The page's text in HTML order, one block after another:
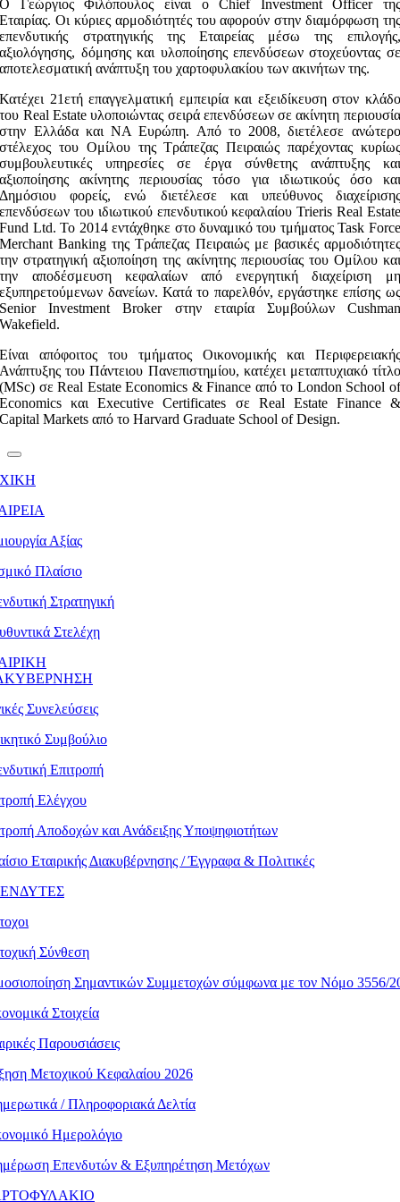
Ο Γεώργιος Φιλόπουλος είναι ο Chief Investment Officer της
Εταιρίας. Οι κύριες αρμοδιότητές του αφορούν στην διαμόρφωση της
επενδυτικής στρατηγικής της Εταιρείας μέσω της επιλογής,
αξιολόγησης, δόμησης και υλοποίησης επενδύσεων στοχεύοντας σε
αποτελεσματική ανάπτυξη του χαρτοφυλακίου των ακινήτων της.
Κατέχει 21ετή επαγγελματική εμπειρία και εξειδίκευση στον κλάδο
του Real Estate υλοποιώντας σειρά επενδύσεων σε ακίνητη περιουσία
στην Ελλάδα και ΝΑ Ευρώπη. Από το 2008, διετέλεσε ανώτερο
στέλεχος του Ομίλου της Τράπεζας Πειραιώς παρέχοντας κυρίως
συμβουλευτικές υπηρεσίες σε έργα σύνθετης ανάπτυξης και
αξιοποίησης ακίνητης περιουσίας τόσο για ιδιωτικούς όσο και
Δημόσιου φορείς, ενώ διετέλεσε και υπεύθυνος διαχείρισης
επενδύσεων του ιδιωτικού επενδυτικού κεφαλαίου Trieris Real Estate
Fund Ltd. Το 2014 εντάχθηκε στο δυναμικό του τμήματος Task Force
Merchant Banking της Τράπεζας Πειραιώς με βασικές αρμοδιότητες
την στρατηγική αξιοποίηση της ακίνητης περιουσίας του Ομίλου και
την αποδέσμευση κεφαλαίων από ενεργητική διαχείριση μη
εξυπηρετούμενων δανείων. Κατά το παρελθόν, εργάστηκε επίσης ως
Senior Investment Broker στην εταιρία Συμβούλων Cushman
Wakefield.
Είναι απόφοιτος του τμήματος Οικονομικής και Περιφερειακής
Ανάπτυξης του Πάντειου Πανεπιστημίου, κατέχει μεταπτυχιακό τίτλο
(MSc) σε Real Estate Economics & Finance από το London School of
Economics και Executive Certificates σε Real Estate Finance &
Capital Markets από το Harvard Graduate School of Design.
Αξίας
Πλαίσιο
Στρατηγική
Στελέχη
Συνελεύσεις
Συμβούλιο
Επιτροπή
Ελέγχου
Αποδοχών και Ανάδειξης Υποψηφιοτήτων
Εταιρικής Διακυβέρνησης / Έγγραφα & Πολιτικές
Σύνθεση
Σημαντικών Συμμετοχών σύμφωνα με τον Νόμο 3556/
Στοιχεία
Παρουσιάσεις
Μετοχικού Κεφαλαίου 2026
/ Πληροφοριακά Δελτία
Ημερολόγιο
Επενδυτών & Εξυπηρέτηση Μετόχων